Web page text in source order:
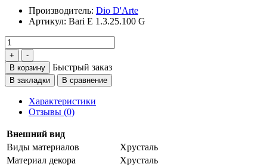
Производитель: Dio D'Arte
Артикул: Bari E 1.3.25.100 G
В корзину Быстрый заказ
В закладки В сравнение
Характеристики
Отзывы (0)
Внешний вид
Виды материалов
Хрусталь
Материал декора
Хрусталь